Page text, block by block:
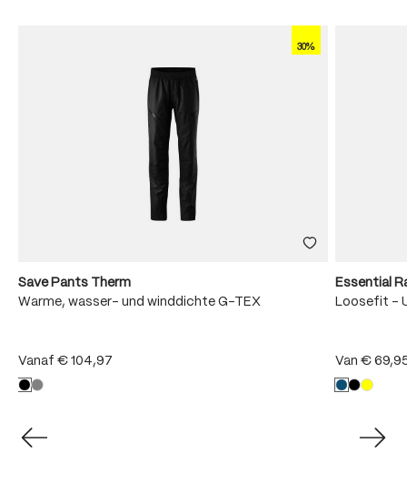
30%
Save Pants Therm
Warme, wasser- und winddichte G-TEX
Vanaf € 104,97
Essential
Loosefit -
Van €